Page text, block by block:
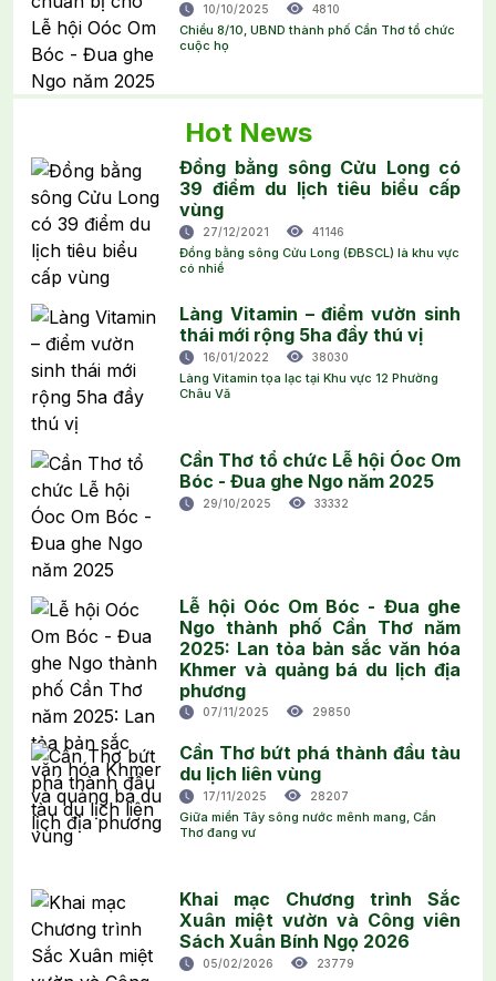
10/10/2025 4810
Chiều 8/10, UBND thành phố Cần Thơ tổ chức
cuộc họ
Hot News
Đồng bằng sông Cửu Long có
39 điểm du lịch tiêu biểu cấp
vùng
27/12/2021 41146
Đồng bằng sông Cửu Long (ĐBSCL) là khu vực
có nhiề
Làng Vitamin – điểm vườn sinh
thái mới rộng 5ha đầy thú vị
16/01/2022 38030
Làng Vitamin tọa lạc tại Khu vực 12 Phường
Châu Vă
Cần Thơ tổ chức Lễ hội Óoc Om
Bóc - Đua ghe Ngo năm 2025
29/10/2025 33332
Lễ hội Oóc Om Bóc - Đua ghe
Ngo thành phố Cần Thơ năm
2025: Lan tỏa bản sắc văn hóa
Khmer và quảng bá du lịch địa
phương
07/11/2025 29850
Cần Thơ bứt phá thành đầu tàu
du lịch liên vùng
17/11/2025 28207
Giữa miền Tây sông nước mênh mang, Cần
Thơ đang vư
Khai mạc Chương trình Sắc
Xuân miệt vườn và Công viên
Sách Xuân Bính Ngọ 2026
05/02/2026 23779